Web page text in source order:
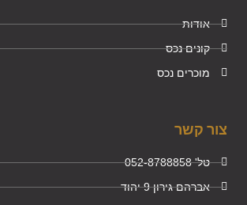
אודות
קונים נכס
מוכרים נכס
צור קשר
טל' 052-8788858
אברהם גירון 9 יהוד